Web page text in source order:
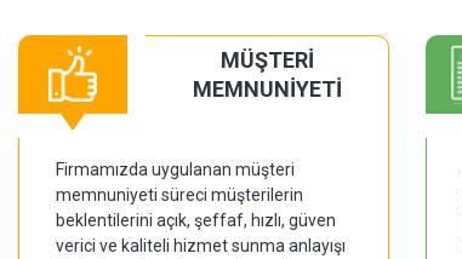
MÜŞTERİ
MEMNUNİYETİ
Firmamızda uygulanan müşteri
memnuniyeti süreci müşterilerin
beklentilerini açık, şeffaf, hızlı, güven
verici ve kaliteli hizmet sunma anlayışı